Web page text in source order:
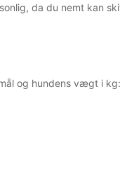
da du nemt kan
og hundens vægt i kg: